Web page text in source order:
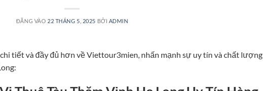
ĐĂNG VÀO 22 THÁNG 5, 2025 BỞI ADMIN
tiết và đầy đủ hơn về Viettour3mien, nhấn mạnh sự uy tín và chất lượng